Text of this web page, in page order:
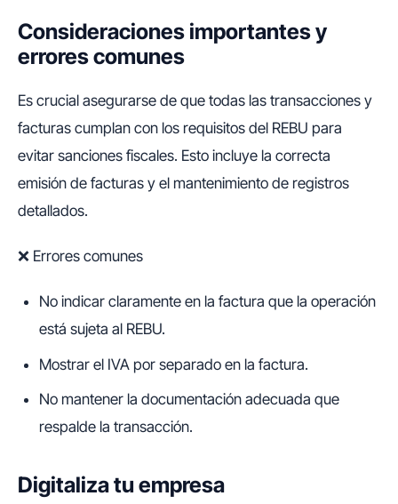
Consideraciones importantes y
errores comunes
Es crucial asegurarse de que todas las transacciones y
facturas cumplan con los requisitos del REBU para
evitar sanciones fiscales. Esto incluye la correcta
emisión de facturas y el mantenimiento de registros
detallados.
❌ Errores comunes
No indicar claramente en la factura que la operación
está sujeta al REBU.
Mostrar el IVA por separado en la factura.
No mantener la documentación adecuada que
respalde la transacción.
Digitaliza tu empresa